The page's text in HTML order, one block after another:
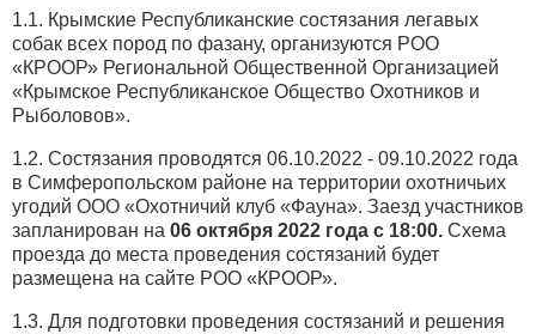
1.1. Крымские Республиканские состязания легавых
собак всех пород по фазану, организуются РОО
«КРООР» Региональной Общественной Организацией
«Крымское Республиканское Общество Охотников и
Рыболовов».
1.2. Состязания проводятся 06.10.2022 - 09.10.2022 года
в Симферопольском районе на территории охотничьих
угодий ООО «Охотничий клуб «Фауна». Заезд участников
запланирован на 06 октября 2022 года с 18:00. Схема
проезда до места проведения состязаний будет
размещена на сайте РОО «КРООР».
1.3. Для подготовки проведения состязаний и решения